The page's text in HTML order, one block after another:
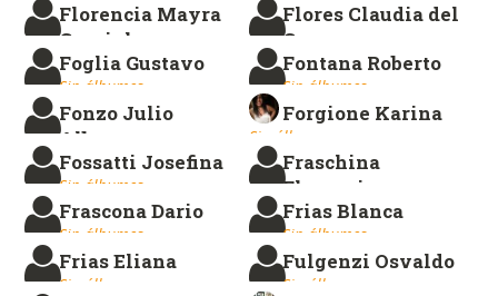
Sin álbumes.
Florencia Mayra
Gargiulo
Sin álbumes.
Flores Claudia del
Carmen
Sin álbumes.
Foglia Gustavo
Sin álbumes.
Fontana Roberto
Sin álbumes.
Fonzo Julio
Alberto
Sin álbumes.
Forgione Karina
Sin álbumes.
Fossatti Josefina
Sin álbumes.
Fraschina
Florencia
Margarita
Sin álbumes.
Frascona Dario
Sin álbumes.
Frias Blanca
Sin álbumes.
Frias Eliana
Sin álbumes.
Fulgenzi Osvaldo
Sin álbumes.